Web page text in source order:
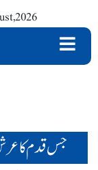
جس قدم کا عرش